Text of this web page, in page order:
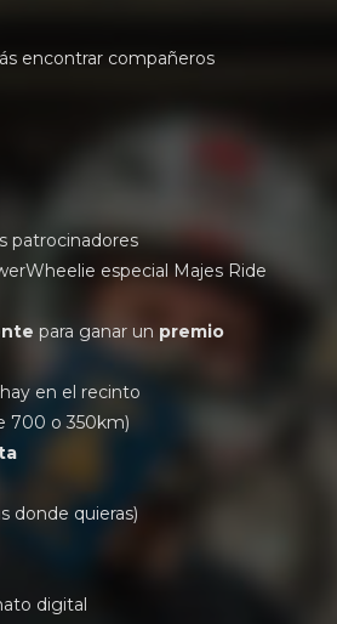
encontrar compañeros
patrocinadores
especial Majes Ride
para ganar un premio
en el recinto
700 o 350km)
donde quieras)
digital